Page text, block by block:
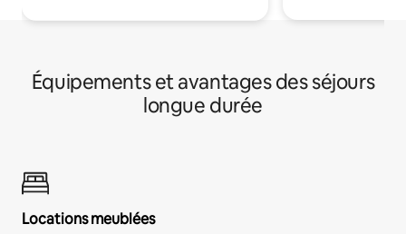
Équipements et avantages des séjours
longue durée
Locations meublées